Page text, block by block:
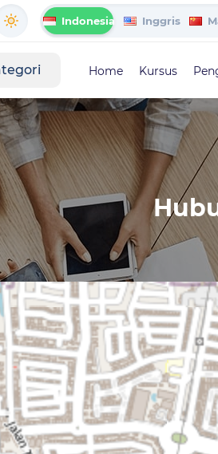
Indonesia Inggris
Home Kursus